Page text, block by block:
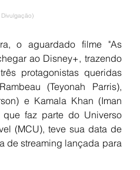
o aguardado filme "As
ao Disney+, trazendo
protagonistas queridas
(Teyonah Parris),
e Kamala Khan (Iman
faz parte do Universo
(MCU), teve sua data de
de streaming lançada para